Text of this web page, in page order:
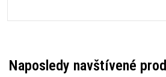
Naposledy navštívené